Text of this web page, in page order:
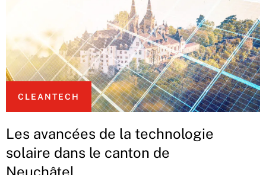
CLEANTECH
Les avancées de la technologie
solaire dans le canton de
Neuchâtel